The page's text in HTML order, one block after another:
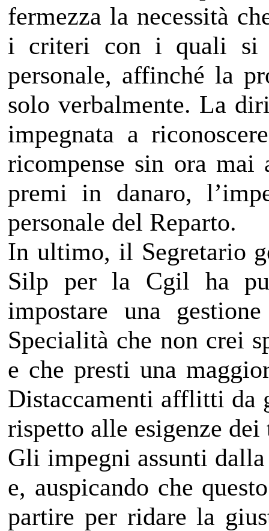
fermezza la necessità
i criteri con i quali si
personale, affinché la
solo verbalmente. La
impegnata a
ricompense sin ora
premi in danaro,
personale del Reparto.
In ultimo, il Segretario
Silp per la Cgil ha
impostare una
Specialità che non crei
e che presti una
Distaccamenti afflitti da
rispetto alle esigenze
Gli impegni assunti
e, auspicando che
partire per ridare la